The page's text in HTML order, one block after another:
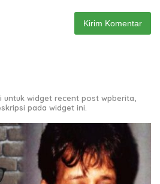
untuk widget recent post wpberita,
pada widget ini.